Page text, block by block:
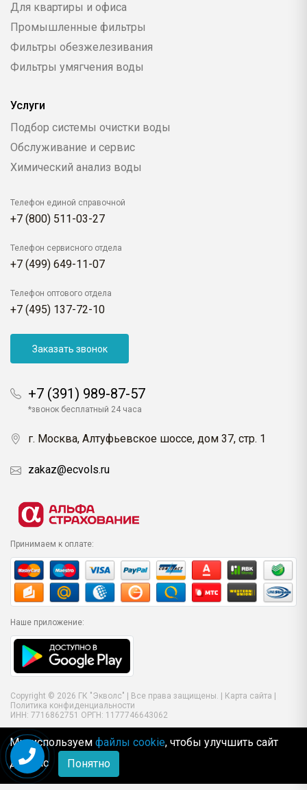
Для квартиры и офиса
Промышленные фильтры
Фильтры обезжелезивания
Фильтры умягчения воды
Услуги
Подбор системы очистки воды
Обслуживание и сервис
Химический анализ воды
Телефон единой справочной
+7 (800) 511-03-27
Телефон сервисного отдела
+7 (499) 649-11-07
Телефон оптового отдела
+7 (495) 137-72-10
Заказать звонок
+7 (391) 989-87-57
*звонок бесплатный 24 часа
г. Москва, Алтуфьевское шоссе, дом 37, стр. 1
zakaz@ecvols.ru
Принимаем к оплате:
Наше приложение:
Copyright © 2026 ГК "Экволс" | Все права защищены. | Карта сайта
Политика конфиденциальности
ИНН: 7716862751 ОРГН: 1177746643062
Мы используем файлы cookie, чтобы улучшить сайт
для Вас
Понятно